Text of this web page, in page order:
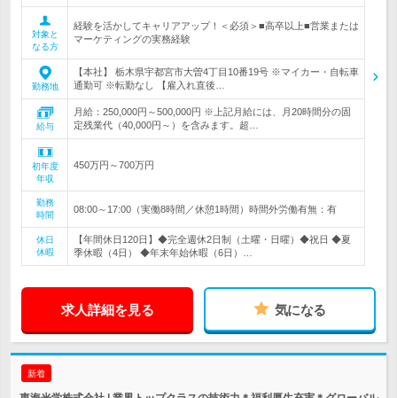
対象と
なる方
経験を活かしてキャリアアップ！＜必須＞■高卒以上■営業または
マーケティングの実務経験
勤務地
【本社】 栃木県宇都宮市大曽4丁目10番19号 ※マイカー・自転車
通勤可 ※転勤なし 【雇入れ直後…
給与
月給：250,000円～500,000円 ※上記月給には、月20時間分の固
定残業代（40,000円～）を含みます。超…
初年度
年収
450万円～700万円
勤務
時間
08:00～17:00（実働8時間／休憩1時間）時間外労働有無：有
休日
休暇
【年間休日120日】◆完全週休2日制（土曜・日曜）◆祝日 ◆夏
季休暇（4日） ◆年末年始休暇（6日）…
求人詳細を見る 気になる
新着